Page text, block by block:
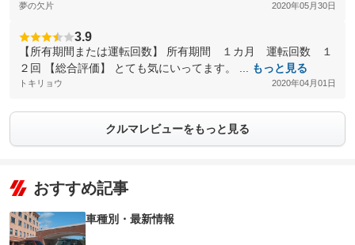
夢の欠片 2020年05月30日
3.9
【所有期間または運転回数】 所有期間 １カ月 運転回数 １
２回 【総合評価】 とても気にいってます。 ...
もっと見る
トキリョウ 2020年04月01日
クルマレビューをもっと見る
おすすめ記事
車種別・最新情報